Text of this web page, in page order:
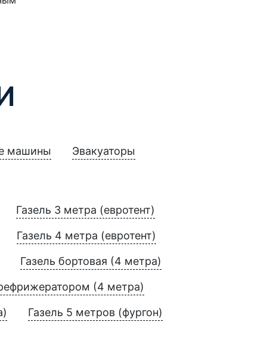
машины Эвакуаторы
Газель 3 метра (евротент)
Газель 4 метра (евротент)
Газель бортовая (4 метра)
(4 метра)
Газель 5 метров (фургон)